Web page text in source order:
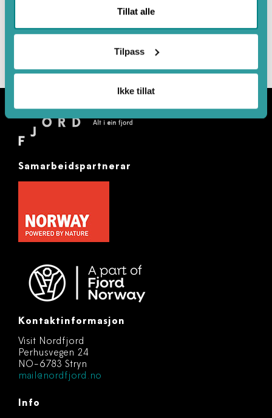
Tillat alle
Tilpass
Ikke tillat
Samarbeidspartnerar
Kontaktinformasjon
Visit Nordfjord
Perhusvegen 24
NO-6783 Stryn
mail@nordfjord.no
Info